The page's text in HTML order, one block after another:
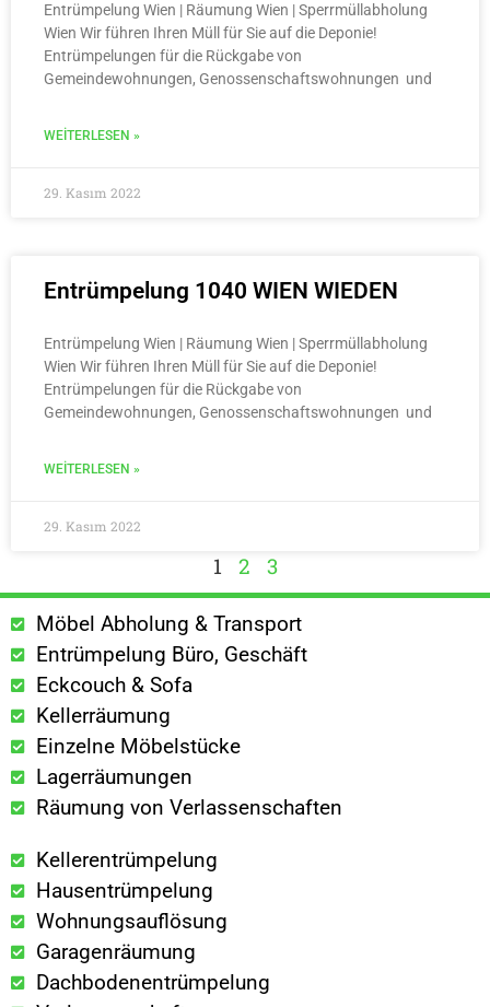
Entrümpelung Wien | Räumung Wien | Sperrmüllabholung
Wien Wir führen Ihren Müll für Sie auf die Deponie!
Entrümpelungen für die Rückgabe von
Gemeindewohnungen, Genossenschaftswohnungen und
WEITERLESEN »
29. Kasım 2022
Entrümpelung 1040 WIEN WIEDEN
Entrümpelung Wien | Räumung Wien | Sperrmüllabholung
Wien Wir führen Ihren Müll für Sie auf die Deponie!
Entrümpelungen für die Rückgabe von
Gemeindewohnungen, Genossenschaftswohnungen und
WEITERLESEN »
29. Kasım 2022
1 2 3
Möbel Abholung & Transport
Entrümpelung Büro, Geschäft
Eckcouch & Sofa
Kellerräumung
Einzelne Möbelstücke
Lagerräumungen
Räumung von Verlassenschaften
Kellerentrümpelung
Hausentrümpelung
Wohnungsauflösung
Garagenräumung
Dachbodenentrümpelung